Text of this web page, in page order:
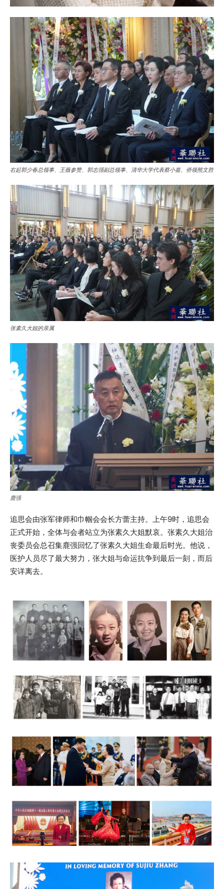
右起郭少春总领事、王薇参赞、郭志强副总领事、清华大学代表蔡小嘉、侨领熊文胜
张素久大姐的亲属
鹿强
追思会由张军律师和巾帼会会长方蕾主持。上午9时，追思会
正式开始，全体与会者站立为张素久大姐默哀。张素久大姐治
丧委员会总召集鹿强回忆了张素久大姐生命最后时光。他说，
医护人员尽了最大努力，张大姐与命运抗争到最后一刻，而后
安详离去。